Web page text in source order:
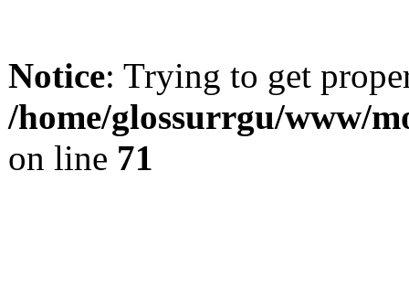
Notice: Trying to get
/home/glossurrgu/www/
on line 71